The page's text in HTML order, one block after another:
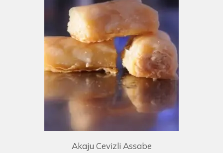
Akaju Cevizli Assabe